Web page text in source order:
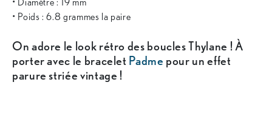
• Diamètre : 19 mm
• Poids : 6.8 grammes la paire
On adore le look rétro des boucles Thylane ! À
porter avec le bracelet Padme pour un effet
parure striée vintage !